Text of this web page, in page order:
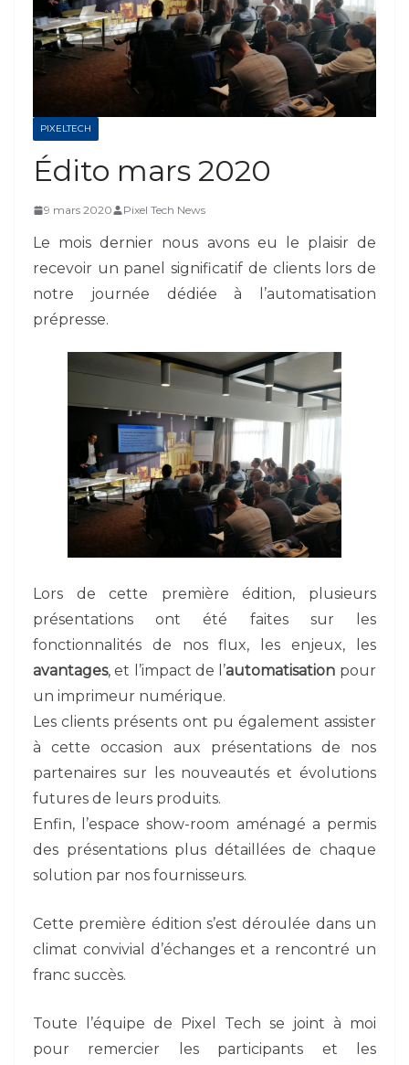
PIXELTECH
Édito mars 2020
9 mars 2020 Pixel Tech News
Le mois dernier nous avons eu le plaisir de
recevoir un panel significatif de clients lors de
notre journée dédiée à l’automatisation
prépresse.
Lors de cette première édition, plusieurs
présentations ont été faites sur les
fonctionnalités de nos flux, les enjeux, les
avantages, et l’impact de l’automatisation pour
un imprimeur numérique.
Les clients présents ont pu également assister
à cette occasion aux présentations de nos
partenaires sur les nouveautés et évolutions
futures de leurs produits.
Enfin, l’espace show-room aménagé a permis
des présentations plus détaillées de chaque
solution par nos fournisseurs.
Cette première édition s’est déroulée dans un
climat convivial d’échanges et a rencontré un
franc succès.
Toute l’équipe de Pixel Tech se joint à moi
pour remercier les participants et les